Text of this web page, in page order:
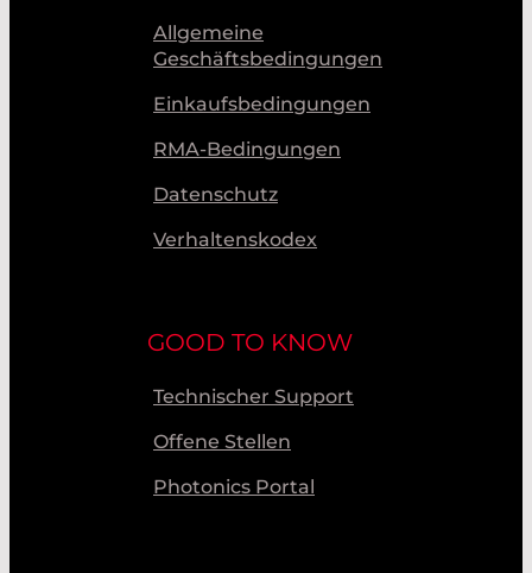
Allgemeine
Geschäftsbedingungen
Einkaufsbedingungen
RMA-Bedingungen
Datenschutz
Verhaltenskodex
GOOD TO KNOW
Technischer Support
Offene Stellen
Photonics Portal